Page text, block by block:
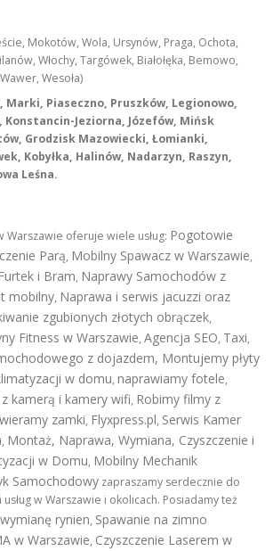
Mokotów, Wola, Ursynów, Praga, Ochota,
Włochy, Targówek, Białołęka, Bemowo,
Wesoła)
Marki, Piaseczno, Pruszków, Legionowo,
Konstancin-Jeziorna, Józefów, Mińsk
Grodzisk Mazowiecki, Łomianki,
Kobyłka, Halinów, Nadarzyn, Raszyn,
Leśna.
Warszawie oferuje wiele usług: Pogotowie
Parą, Mobilny Spawacz w Warszawie,
i Bram, Naprawy Samochodów z
mobilny, Naprawa i serwis jacuzzi oraz
zgubionych złotych obrączek,
Fitness w Warszawie, Agencja SEO, Taxi,
z dojazdem, Montujemy płyty
w domu, naprawiamy fotele,
kamerą i kamery wifi, Robimy filmy z
zamki, Flyxpress.pl, Serwis Kamer
, Montaż, Naprawa, Wymiana, Czyszczenie i
w Domu, Mobilny Mechanik
Samochodowy zapraszamy serdecznie do
usług w Warszawie i okolicach. Posiadamy też
rynien, Spawanie na zimno
w Warszawie, Czyszczenie Laserem w